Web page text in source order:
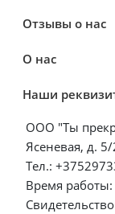
Отзывы о нас
О нас
Наши
ООО "Ты
Ясеневая, д. 5/
Тел.:
Время